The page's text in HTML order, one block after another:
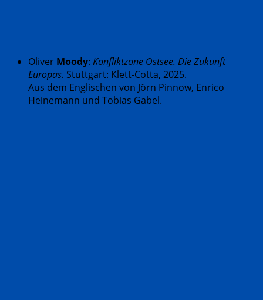
Oliver Moody: Konfliktzone Ostsee. Die Zukunft
Europas. Stuttgart: Klett-Cotta, 2025.
Aus dem Englischen von Jörn Pinnow, Enrico
Heinemann und Tobias Gabel.